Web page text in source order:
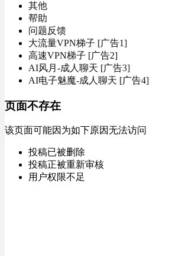
其他
帮助
问题反馈
大流量VPN梯子 [广告1]
高速VPN梯子 [广告2]
AI风月-成人聊天 [广告3]
AI电子魅魔-成人聊天 [广告4]
页面不存在
该页面可能因为如下原因无法访问
投稿已被删除
投稿正被重新审核
用户权限不足